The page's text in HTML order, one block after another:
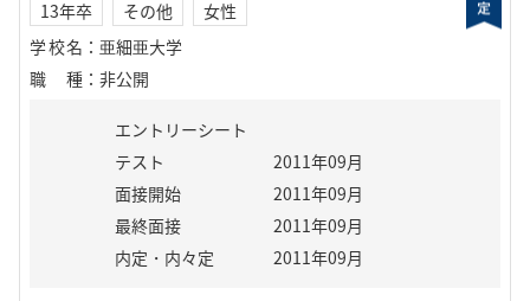
13年卒 その他
女性
学校名 ： 亜細亜大学
職種 ： 非公開
エントリーシート
テスト
2011年09月
面接開始
2011年09月
最終面接
2011年09月
内定・内々定
2011年09月